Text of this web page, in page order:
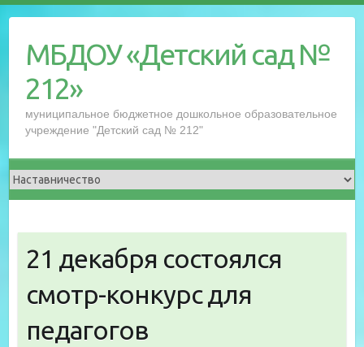
содержимому
МБДОУ «Детский сад №
212»
муниципальное бюджетное дошкольное образовательное
учреждение "Детский сад № 212"
21 декабря состоялся
смотр-конкурс для
педагогов